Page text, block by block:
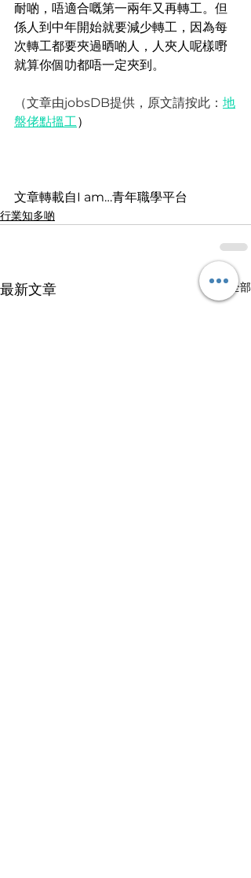
耐啲，唔適合嘅第一兩年又再轉工。但
係人到中年開始就要減少轉工，因為每
次轉工都要夾過晒啲人，人夾人呢樣嘢
就算你個叻都唔一定夾到。
（文章由jobsDB提供，原文請按此： 地
盤佬點搵工）
文章轉載自I am…青年職學平台
行業知多啲
最新文章 查看全部